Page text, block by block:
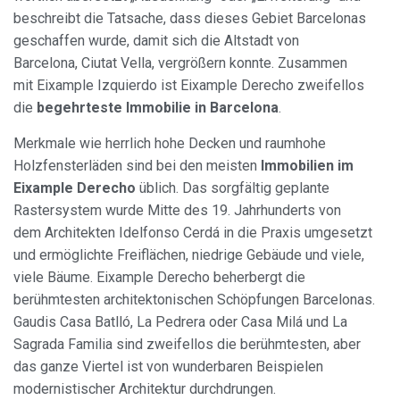
beschreibt die Tatsache, dass dieses Gebiet Barcelonas
geschaffen wurde, damit sich die Altstadt von
Barcelona, Ciutat Vella, vergrößern konnte. Zusammen
mit Eixample Izquierdo ist Eixample Derecho zweifellos
die begehrteste Immobilie in Barcelona.
Merkmale wie herrlich hohe Decken und raumhohe
Holzfensterläden sind bei den meisten Immobilien im
Eixample Derecho üblich. Das sorgfältig geplante
Rastersystem wurde Mitte des 19. Jahrhunderts von
dem Architekten Idelfonso Cerdá in die Praxis umgesetzt
und ermöglichte Freiflächen, niedrige Gebäude und viele,
viele Bäume. Eixample Derecho beherbergt die
berühmtesten architektonischen Schöpfungen Barcelonas.
Gaudis Casa Batlló, La Pedrera oder Casa Milá und La
Sagrada Familia sind zweifellos die berühmtesten, aber
das ganze Viertel ist von wunderbaren Beispielen
modernistischer Architektur durchdrungen.